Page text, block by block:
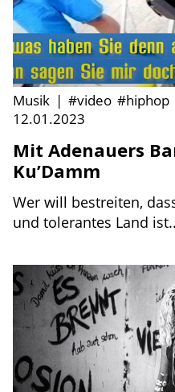
Musik | #video #hiphop
12.01.2023
Mit Adenauers
Ku’Damm
Wer will bestreiten,
und tolerantes Land